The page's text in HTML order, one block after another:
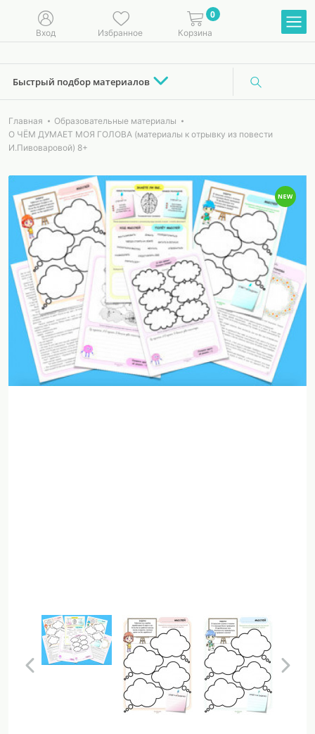
Вход Избранное
0
Корзина
Быстрый подбор материалов
Главная
Образовательные материалы
О ЧЁМ ДУМАЕТ МОЯ ГОЛОВА (материалы к отрывку из повести
И.Пивоваровой) 8+